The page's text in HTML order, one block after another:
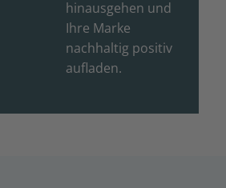
hinausgehen und
Ihre Marke
nachhaltig positiv
aufladen.